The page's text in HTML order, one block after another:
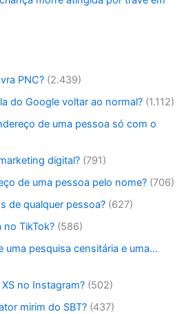
PNC? (2.439)
do Google voltar ao normal? (1.112)
de uma pessoa só com o
digital? (791)
de uma pessoa pelo nome? (706)
de qualquer pessoa? (627)
no TikTok? (586)
uma pesquisa censitária e uma…
no Instagram? (502)
mirim do SBT? (437)